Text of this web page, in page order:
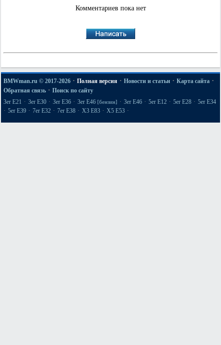
Комментариев пока нет
BMWman.ru © 2017-2026 · Полная версия · Новости и статьи · Карта сайта ·
Обратная связь · Поиск по сайту
3er E21 · 3er E30 · 3er E36 · 3er E46 [бензин] · 3er E46 · 5er E12 · 5er E28 · 5er E34
· 5er E39 · 7er E32 · 7er E38 · X3 E83 · X5 E53 ·